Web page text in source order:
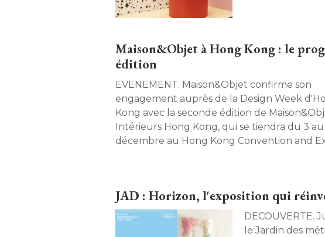
Maison&Objet à Hong Kong : le
édition
EVENEMENT. Maison&Objet confirme son
engagement auprès de la Design Week
Kong avec la seconde édition de
Intérieurs Hong Kong, qui se tiendra du 3 au
décembre au Hong Kong Convention and
JAD : Horizon, l'exposition qui
DECOUVERTE. Jusqu'au 18 janvier 2026, à Sèvres,
le Jardin des